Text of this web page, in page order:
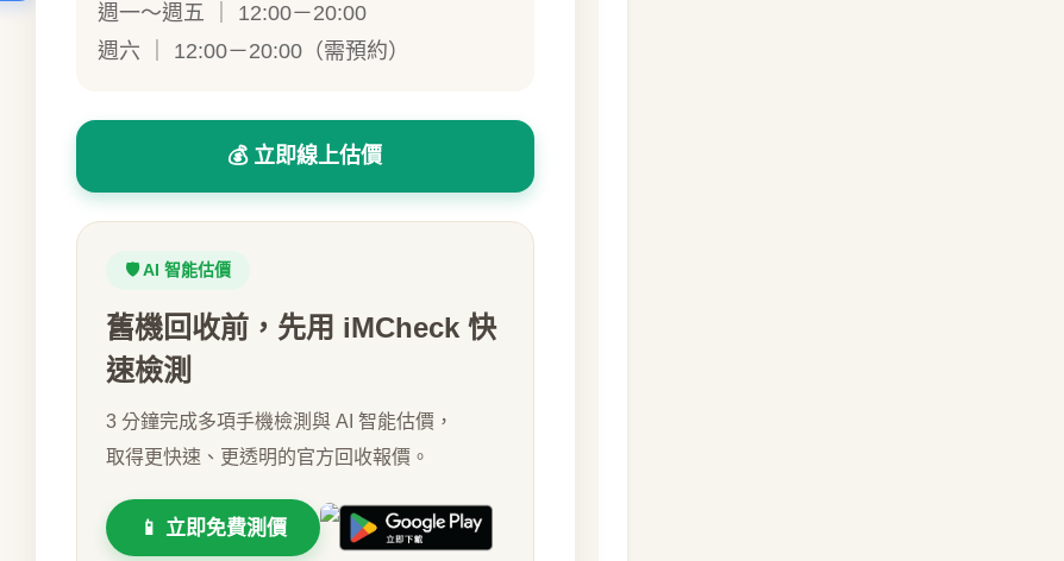
週一～週五 ｜ 12:00－20:00
週六 ｜ 12:00－20:00（需預約）
💰 立即線上估價
🛡️ AI 智能估價
舊機回收前，先用 iMCheck 快
速檢測
3 分鐘完成多項手機檢測與 AI 智能估價，
取得更快速、更透明的官方回收報價。
📱 立即免費測價